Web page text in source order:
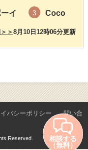
イ 3 Coco
8月10日12時06分更新
＞
バシーポリシー
問い合
Reserved. 相談する
（無料）